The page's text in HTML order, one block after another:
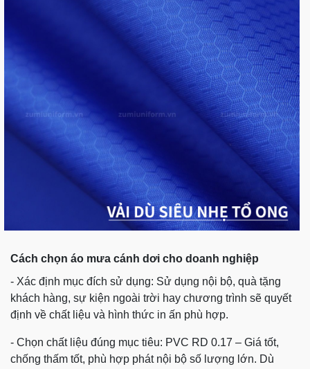
Cách chọn áo mưa cánh dơi cho doanh nghiệp
- Xác định mục đích sử dụng: Sử dụng nội bộ, quà tặng
khách hàng, sự kiện ngoài trời hay chương trình sẽ quyết
định về chất liệu và hình thức in ấn phù hợp.
- Chọn chất liệu đúng mục tiêu: PVC RD 0.17 – Giá tốt,
chống thấm tốt, phù hợp phát nội bộ số lượng lớn. Dù